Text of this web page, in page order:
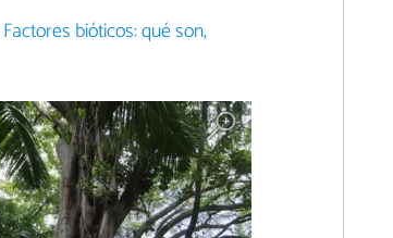
Factores bióticos: qué son,